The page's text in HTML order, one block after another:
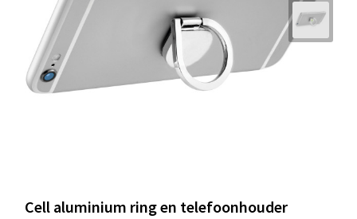
Cell aluminium ring en telefoonhouder